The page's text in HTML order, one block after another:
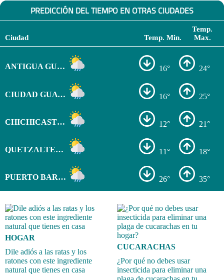
PREDICCIÓN DEL TIEMPO EN OTRAS CIUDADES
Ciudad Temp. Min.
Temp.
Max.
ANTIGUA GUATEMALA 16° 24°
CIUDAD GUATEMALA 16° 25°
CHICHICASTENANGO 12° 21°
QUETZALTENANGO 11° 18°
PUERTO BARRIOS 26° 35°
HOGAR
Dile adiós a las ratas y los
ratones con este ingrediente
natural que tienes en casa
CUCARACHAS
¿Por qué no debes usar
insecticida para eliminar una